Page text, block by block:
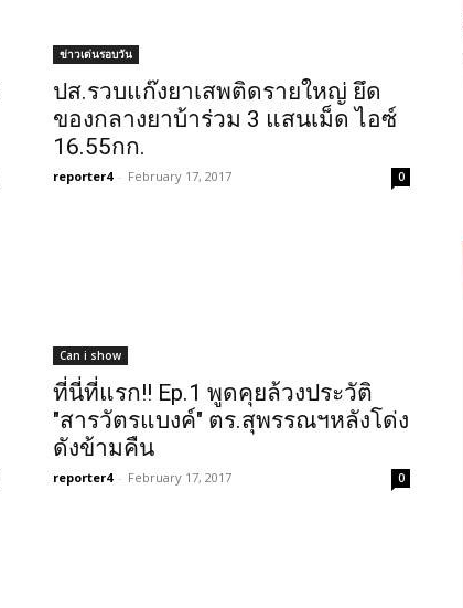
ข่าวเด่นรอบวัน
ปส.รวบแก๊งยาเสพติดรายใหญ่ ยึด
ของกลางยาบ้าร่วม 3 แสนเม็ด ไอซ์
16.55กก.
reporter4 - February 17, 2017 0
Can i show
ที่นี่ที่แรก!! Ep.1 พูดคุยล้วงประวัติ
"สารวัตรแบงค์" ตร.สุพรรณฯหลังโด่ง
ดังข้ามคืน
reporter4 - February 17, 2017 0